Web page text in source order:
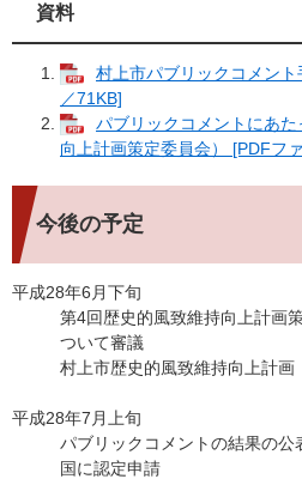
資料
村上市パブリックコメン
／71KB]
パブリックコメントにあ
向上計画策定委員会） [PDFフ
今後の予定
平成28年6月下旬
第4回歴史的風致維持向上計画
ついて審議
村上市歴史的風致維持向上計画
平成28年7月上旬
パブリックコメントの結果の公
国に認定申請